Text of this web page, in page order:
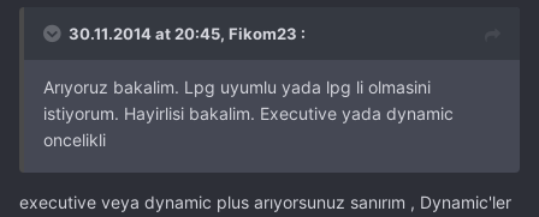
30.11.2014 at 20:45, Fikom23 :
Arıyoruz bakalim. Lpg uyumlu yada lpg li olmasini
istiyorum. Hayirlisi bakalim. Executive yada dynamic
oncelikli
executive veya dynamic plus arıyorsunuz sanırım , Dynamic'ler